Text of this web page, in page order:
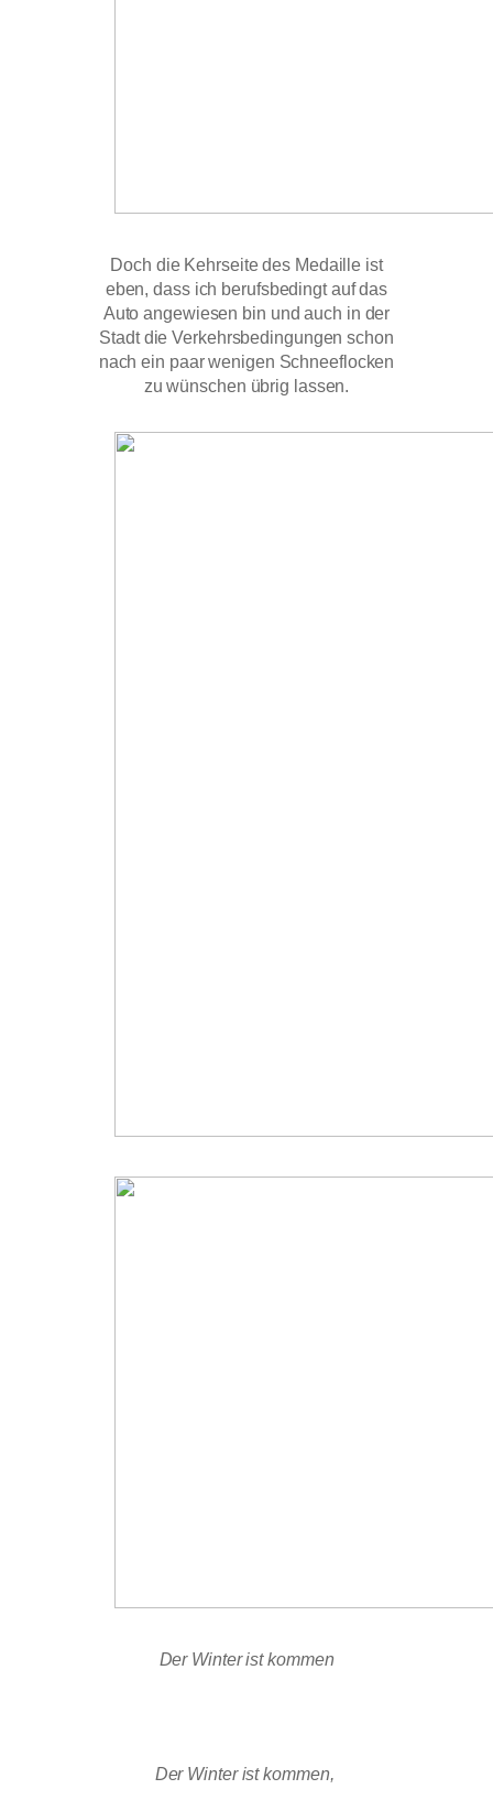
Doch die Kehrseite des Medaille ist
eben, dass ich berufsbedingt auf das
Auto angewiesen bin und auch in der
Stadt die Verkehrsbedingungen schon
nach ein paar wenigen Schneeflocken
zu wünschen übrig lassen.
Der Winter ist kommen
Der Winter ist kommen,